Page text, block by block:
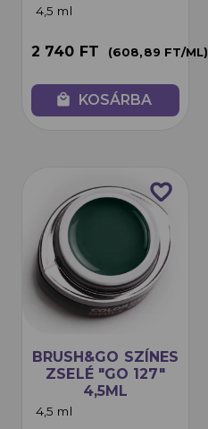
4,5 ml
2 740 FT (608,89 FT/ML)
local_mall KOSÁRBA
favorite_border
BRUSH&GO SZÍNES
ZSELÉ "GO 127"
4,5ML
4,5 ml